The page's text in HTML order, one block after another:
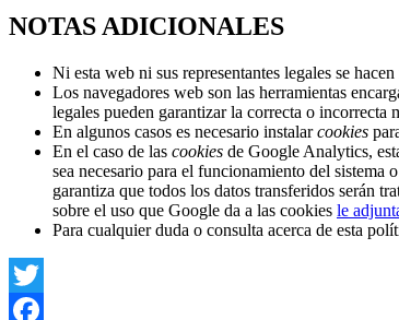
NOTAS ADICIONALES
Ni esta web ni sus representantes legales se
Los navegadores web son las herramientas
legales pueden garantizar la correcta o incorrecta
En algunos casos es necesario instalarcookies
En el caso de las cookies de Google Analytics,
sea necesario para el funcionamiento del
garantiza que todos los datos transferidos serán
sobre el uso que Google da a las cookies le
Para cualquier duda o consulta acerca de esta
Twitter